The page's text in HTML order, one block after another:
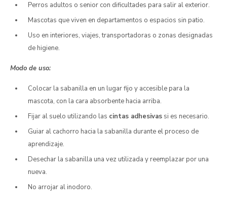
Perros adultos o senior con dificultades para salir al exterior.
Mascotas que viven en departamentos o espacios sin patio.
Uso en interiores, viajes, transportadoras o zonas designadas
de higiene.
Modo de uso:
Colocar la sabanilla en un lugar fijo y accesible para la
mascota, con la cara absorbente hacia arriba.
Fijar al suelo utilizando las cintas adhesivas si es necesario.
Guiar al cachorro hacia la sabanilla durante el proceso de
aprendizaje.
Desechar la sabanilla una vez utilizada y reemplazar por una
nueva.
No arrojar al inodoro.